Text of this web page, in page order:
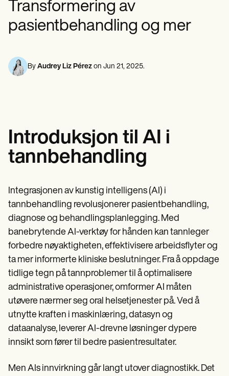
Psykisk helsepersonell
Sosialarbeidere
Kostholdseksperter og ernæringseksperter
Fysioterapeuter
Massasjeterapeuter
Ergoterapeuter
Maler
Procedure Codes
Behandlingsplanmal
Social Work Treatment Plans
DAR Note Template
Patient Visit Summary Template
Help Center
Demos
Training Hub
Webinars
Switch to Carepatron
Become a Partner
Pricing
Why Carepatron?
Get started
Insurance claims
Speech therapists
Life coaches
Massage therapists
Personal trainers
Transformering av
pasientbehandling og mer
By Audrey Liz Pérez on Jun 21, 2025.
Introduksjon til AI i
tannbehandling
Integrasjonen av kunstig intelligens (AI) i
tannbehandling revolusjonerer pasientbehandling,
diagnose og behandlingsplanlegging. Med
banebrytende AI-verktøy for hånden kan tannleger
forbedre nøyaktigheten, effektivisere arbeidsflyter og
ta mer informerte kliniske beslutninger. Fra å oppdage
tidlige tegn på tannproblemer til å optimalisere
administrative operasjoner, omformer AI måten
utøvere nærmer seg oral helsetjenester på. Ved å
utnytte kraften i maskinlæring, datasyn og
dataanalyse, leverer AI-drevne løsninger dypere
innsikt som fører til bedre pasientresultater.
Men AIs innvirkning går langt utover diagnostikk. Det